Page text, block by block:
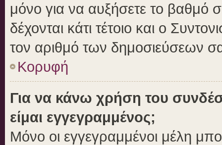
μόνο για να αυξήσετε το βαθμό
δέχονται κάτι τέτοιο και ο
τον αριθμό των δημοσιεύσεων
Κορυφή
Για να κάνω χρήση του
είμαι εγγεγραμμένος;
Μόνο οι εγγεγραμμένοι μέλη